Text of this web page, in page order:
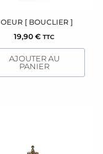
[ BOUCLIER ]
19,90 € TTC
AJOUTER AU
PANIER